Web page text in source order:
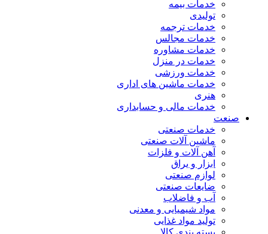
خدمات بیمه
تولیدی
خدمات ترجمه
خدمات مجالس
خدمات مشاوره
خدمات در منزل
خدمات ورزشی
خدمات ماشین های اداری
هنری
خدمات مالی و حسابداری
صنعت
خدمات صنعتی
ماشین آلات صنعتی
آهن آلات و فلزات
ابزار و یراق
لوازم صنعتی
ضایعات صنعتی
آب و فاضلاب
مواد شیمیایی و معدنی
تولید مواد غذایی